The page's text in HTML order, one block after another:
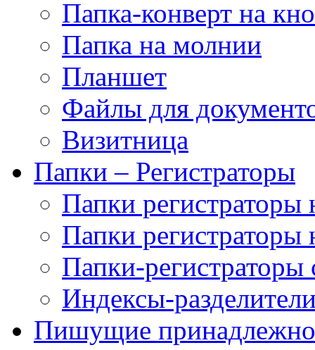
Папка-конверт на
Папка на молнии
Планшет
Файлы для
Визитница
Папки – Регистраторы
Папки регистраторы
Папки регистраторы
Папки-
Индексы-
Пишущие